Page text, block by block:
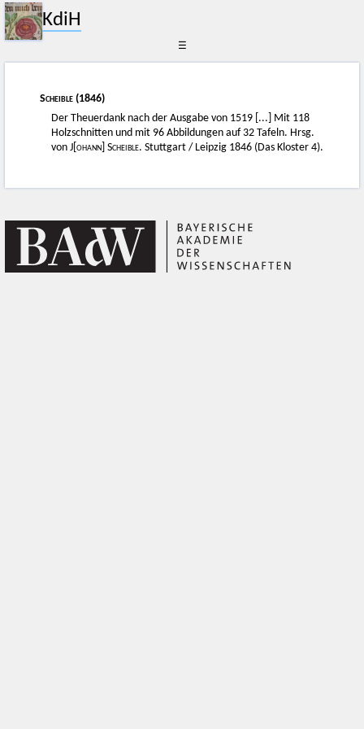
KdiH
☰
Scheible (1846)
Der Theuerdank nach der Ausgabe von 1519 [...] Mit 118
Holzschnitten und mit 96 Abbildungen auf 32 Tafeln. Hrsg.
vonJ[ohann] Scheible. Stuttgart / Leipzig 1846 (Das Kloster 4).